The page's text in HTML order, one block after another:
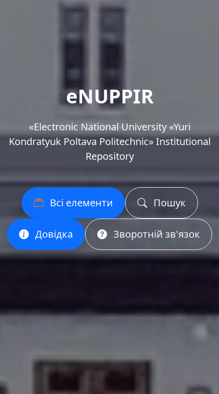
eNUPPIR
«Еlectronic National University «Yuri
Kondratyuk Poltava Politechnic» Institutional
Repository
Всі елементи Пошук
Довідка Зворотній зв'язок